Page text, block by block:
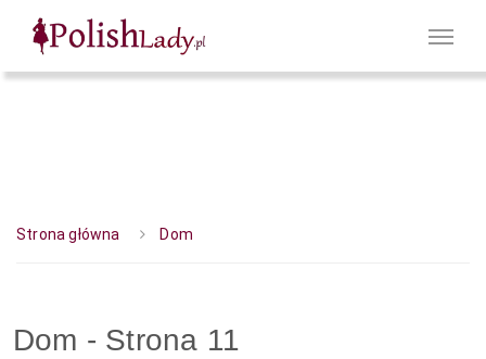
Strona główna Dom
Dom - Strona 11